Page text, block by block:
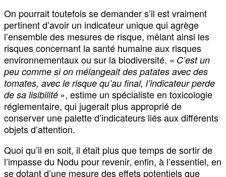
On pourrait toutefois se demander s’il est vraiment
pertinent d’avoir un indicateur unique qui agrège
l’ensemble des mesures de risque, mêlant ainsi les
risques concernant la santé humaine aux risques
environnementaux ou sur la biodiversité. « C’est un
peu comme si on mélangeait des patates avec des
tomates, avec le risque qu’au final, l’indicateur perde
de sa lisibilité », estime un spécialiste en toxicologie
réglementaire, qui jugerait plus approprié de
conserver une palette d’indicateurs liés aux différents
objets d’attention.
Quoi qu’il en soit, il était plus que temps de sortir de
l’impasse du Nodu pour revenir, enfin, à l’essentiel, en
se dotant d’une mesure des effets potentiels que